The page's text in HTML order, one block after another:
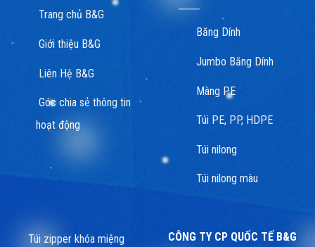
Trang chủ B&G
Giới thiệu B&G
Liên Hệ B&G
Góc chia sẻ thông tin
hoạt động
Băng Dính
Jumbo Băng Dính
Màng PE
Túi PE, PP, HDPE
Túi nilong
Túi nilong màu
Túi zipper khóa miệng
CÔNG TY CP QUỐC TẾ B&G